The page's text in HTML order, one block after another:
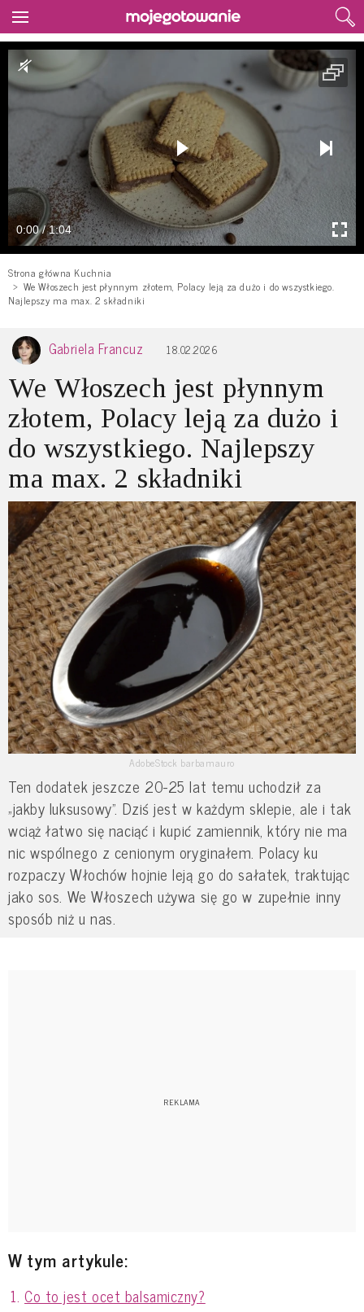
0:00 / 1:04
Strona główna Kuchnia
We Włoszech jest płynnym złotem, Polacy leją za dużo i do wszystkiego.
Najlepszy ma max. 2 składniki
Gabriela Francuz 18.02.2026
We Włoszech jest płynnym
złotem, Polacy leją za dużo i
do wszystkiego. Najlepszy
ma max. 2 składniki
AdobeStock barbamauro
Ten dodatek jeszcze 20-25 lat temu uchodził za
„jakby luksusowy”. Dziś jest w każdym sklepie, ale i tak
wciąż łatwo się naciąć i kupić zamiennik, który nie ma
nic wspólnego z cenionym oryginałem. Polacy ku
rozpaczy Włochów hojnie leją go do sałatek, traktując
jako sos. We Włoszech używa się go w zupełnie inny
sposób niż u nas.
W tym artykule:
Co to jest ocet balsamiczny?